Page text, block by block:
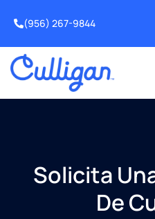
(956) 267-9844
Solicita
De